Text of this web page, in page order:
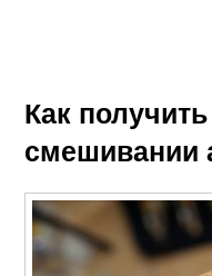
Как
смешивании